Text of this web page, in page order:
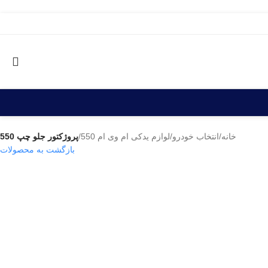
خانه/انتخاب خودرو/لوازم یدکی ام وی ام 550 /پروژکتور جلو چپ 550
بازگشت به محصولات